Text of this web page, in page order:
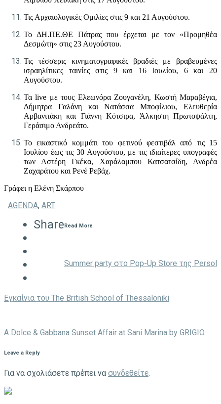
Τις Αρχαιολογικές Ομιλίες στις 9 και 21 Αυγούστου.
Το ΔΗ.ΠΕ.ΘΕ Πάτρας που έρχεται με τον «Προμηθέα
Δεσμώτη» στις 23 Αυγούστου.
Τις τέσσερις κινηματογραφικές βραδιές με βραβευμένες
ισραηλίτικες ταινίες στις 9 και 16 Ιουλίου, 6 και 20
Αυγούστου.
Ταlive με τους Ελεωνόρα Ζουγανέλη, Κωστή Μαραβέγια,
Δήμητρα Γαλάνη και Νατάσσα Μποφίλιου, Ελευθερία
Αρβανιτάκη και Γιάννη Κότσιρα, Άλκηστη Πρωτοψάλτη,
Γεράσιμο Ανδρεάτο.
Το εικαστικό κομμάτι του φετινού φεστιβάλ από τις 15
Ιουλίου έως τις 30 Αυγούστου, με τις ιδιαίτερες υπογραφές
των Αστέρη Γκέκα, Χαράλαμπου Κατσατσίδη, Ανδρέα
Ζαχαράτου και Ρενέ Ρεβάχ.
Γράφει η Ελένη Σκάρπου
AGENDA, ART
ShareRead More
Summer party στο Pop-Up Store της Persol
Eγκαίνια του The British School of Thessaloniki
A Dolce & Gabbana Sunset Affair at Sani Marina by GRIGIO
Leave a Reply
Για να σχολιάσετε πρέπει να συνδεθείτε.